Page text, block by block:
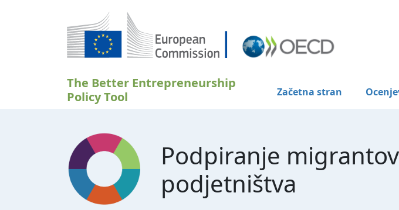
The Better Entrepreneurship
Policy Tool
Začetna stran
Podpiranje
podjetništva